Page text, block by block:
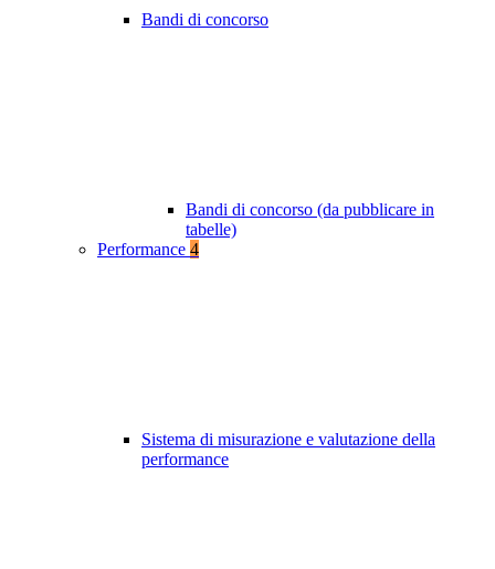
Bandi di concorso
Bandi di concorso (da pubblicare in
tabelle)
Performance 4
Sistema di misurazione e valutazione della
performance